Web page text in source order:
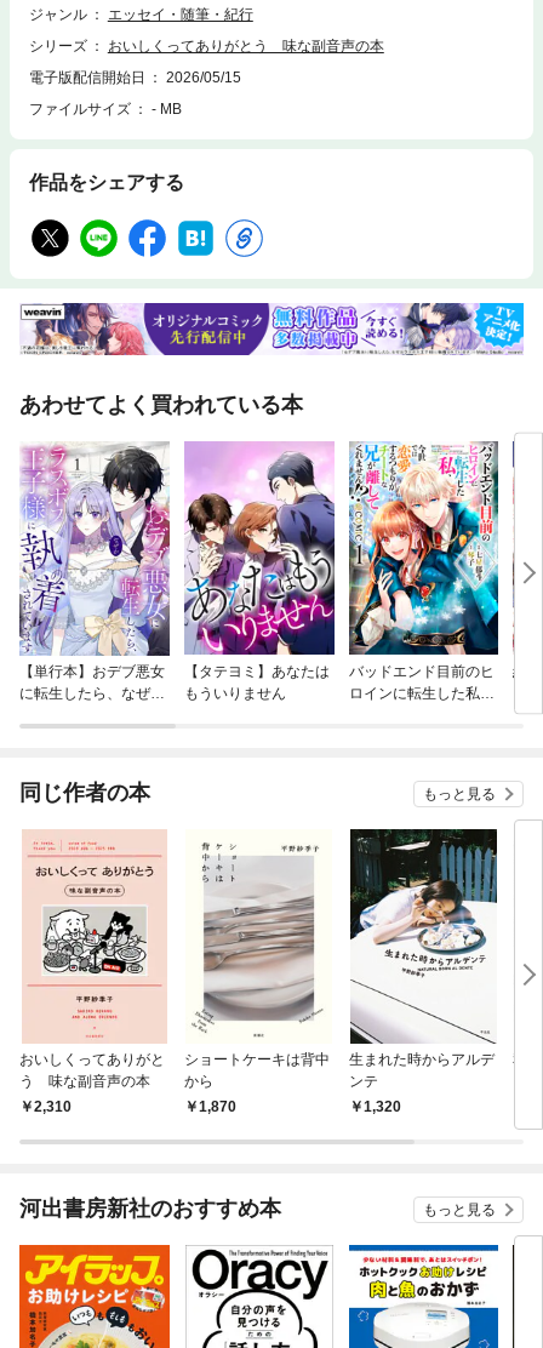
かり/高山都/吉岡里帆/麻布競馬場/福田里香/鈴木ジェロニモ/ゆっきゅん/く
舘佑太郎/湯澤規子/蓮見翔（ダウ９００００）/在原みゆ紀/関祐介/柚木麻
子/金田泰明 （モスフードサービス）/伊藤まさこ
ジャンル
エッセイ・随筆・紀行
シリーズ
おいしくってありがとう 味な副音声の本
電子版配信開始日
2026/05/15
ファイルサイズ
- MB
作品をシェアする
あわせてよく買われている本
【単行本】おデブ悪女
に転生したら、なぜか
【タテヨミ】あなたは
もういりません
バッドエンド目前のヒ
ロインに転生した私、
結
同じ作者の本 もっと見る
おいしくってありがと
う 味な副音声の本
2,310
ショートケーキは背中
から
1,870
生まれた時からアルデ
ンテ
1,320
私
河出書房新社のおすすめ本 もっと見る